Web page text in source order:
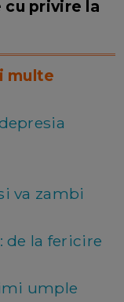
cu privire la
multe
va zambi
de la fericire
umple